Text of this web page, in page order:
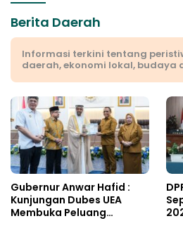
Berita Daerah
Informasi terkini tentang
daerah, ekonomi lokal, budaya
Gubernur Anwar Hafid :
Kunjungan Dubes UEA
Membuka Peluang